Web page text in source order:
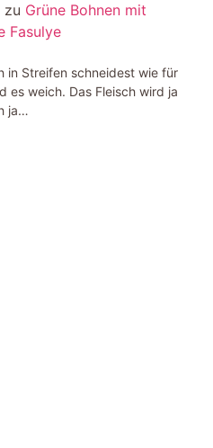
zu Grüne Bohnen mit
Fasulye
in Streifen schneidest wie für
es weich. Das Fleisch wird ja
ja…